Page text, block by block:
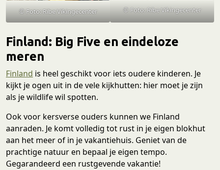
© Foto: Ribe Vikingecenter © Foto: Ribe Vikingecenter
Finland: Big Five en eindeloze
meren
Finland is heel geschikt voor iets oudere kinderen. Je
kijkt je ogen uit in de vele kijkhutten: hier moet je zijn
als je wildlife wil spotten.
Ook voor kersverse ouders kunnen we Finland
aanraden. Je komt volledig tot rust in je eigen blokhut
aan het meer of in je vakantiehuis. Geniet van de
prachtige natuur en bepaal je eigen tempo.
Gegarandeerd een rustgevende vakantie!